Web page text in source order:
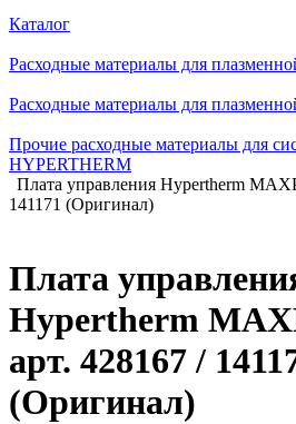
Каталог
Расходные материалы для
Расходные материалы для
Прочие расходные материалы для
HYPERTHERM
Плата управления Hypertherm
141171 (Оригинал)
Плата
Hypertherm
арт. 428167 /
(Оригинал)